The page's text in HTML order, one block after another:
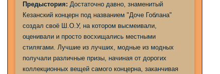
Предыстория: Достаточно давно, знаменитый
Кезанский концерн под названием "Доче Гоблана"
создал своё Ш.О.У, на котором высмеивали,
оценивали и просто восхищались местными
стилягами. Лучшие из лучших, модные из модных
получали различные призы, начиная от дорогих
коллекционных вещей самого концерна, заканчивая